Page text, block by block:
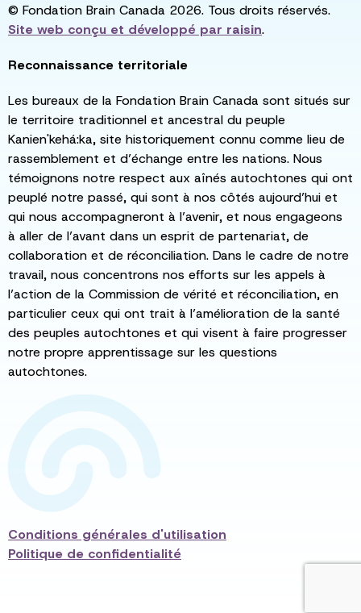
© Fondation Brain Canada 2026. Tous droits réservés.
Site web conçu et développé par raisin.
Reconnaissance territoriale
Les bureaux de la Fondation Brain Canada sont situés sur
le territoire traditionnel et ancestral du peuple
Kanien'kehá:ka, site historiquement connu comme lieu de
rassemblement et d’échange entre les nations. Nous
témoignons notre respect aux aînés autochtones qui ont
peuplé notre passé, qui sont à nos côtés aujourd’hui et
qui nous accompagneront à l’avenir, et nous engageons
à aller de l’avant dans un esprit de partenariat, de
collaboration et de réconciliation. Dans le cadre de notre
travail, nous concentrons nos efforts sur les appels à
l’action de la Commission de vérité et réconciliation, en
particulier ceux qui ont trait à l’amélioration de la santé
des peuples autochtones et qui visent à faire progresser
notre propre apprentissage sur les questions
autochtones.
Conditions générales d'utilisation
Politique de confidentialité